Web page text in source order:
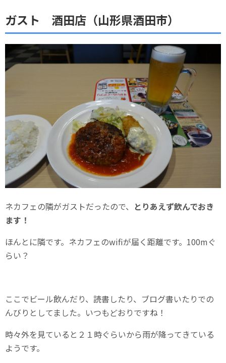
ガスト 酒田店（山形県酒田市）
ネカフェの隣がガストだったので、 とりあえず飲んでおき
ます！
ほんとに隣です。ネカフェのwifiが届く距離です。100mぐ
らい？
ここでビール飲んだり、読書したり、ブログ書いたりでの
んびりとしてました。いつもどおりですね！
時々外を見ていると２１時ぐらいから雨が降ってきている
ようです。